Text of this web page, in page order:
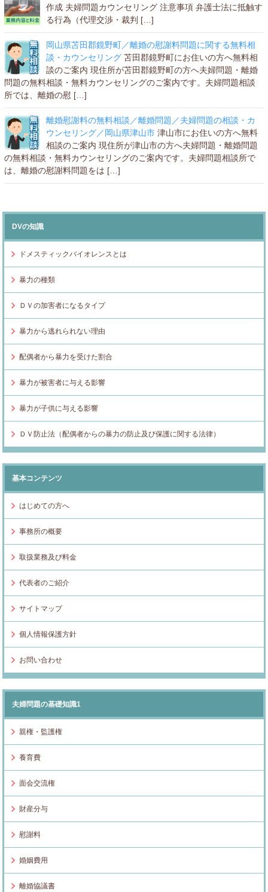
作成 夫婦問題カウンセリング 注意事項 弁護士法に抵触す
る行為（代理交渉・裁判 […]
岡山県苫田郡鏡野町／離婚の慰謝料問題に関する無料相
談・カウンセリング 苫田郡鏡野町にお住いの方へ無料相
談のご案内 現住所が苫田郡鏡野町の方へ夫婦問題・離婚
問題の無料相談・無料カウンセリングのご案内です。夫婦問題相談
所では、離婚の慰 […]
離婚慰謝料の無料相談／離婚問題／夫婦問題の相談・カ
ウンセリング／岡山県津山市 津山市にお住いの方へ無料
相談のご案内 現住所が津山市の方へ夫婦問題・離婚問題
の無料相談・無料カウンセリングのご案内です。夫婦問題相談所で
は、離婚の慰謝料問題をは […]
DVの知識
ドメスティックバイオレンスとは
暴力の種類
ＤＶの加害者になるタイプ
暴力から逃れられない理由
配偶者から暴力を受けた割合
暴力が被害者に与える影響
暴力が子供に与える影響
ＤＶ防止法（配偶者からの暴力の防止及び保護に関する法律）
基本コンテンツ
はじめての方へ
事務所の概要
取扱業務及び料金
代表者のご紹介
サイトマップ
個人情報保護方針
お問い合わせ
夫婦問題の基礎知識1
親権・監護権
養育費
面会交流権
財産分与
慰謝料
婚姻費用
離婚協議書